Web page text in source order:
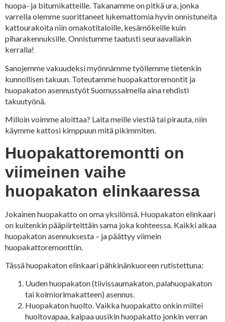
huopa- ja bitumikatteille. Takanamme on pitkä ura, jonka
varrella olemme suorittaneet lukemattomia hyvin onnistuneita
kattourakoita niin omakotitaloille, kesämökeille kuin
piharakennuksille. Onnistumme taatusti seuraavallakin
kerralla!
Sanojemme vakuudeksi myönnämme työllemme tietenkin
kunnollisen takuun. Toteutamme huopakattoremontit ja
huopakaton asennustyöt Suomussalmella aina rehdisti
takuutyönä.
Milloin voimme aloittaa? Laita meille viestiä tai pirauta, niin
käymme kattosi kimppuun mitä pikimmiten.
Huopakattoremontti on
viimeinen vaihe
huopakaton elinkaaressa
Jokainen huopakatto on oma yksilönsä. Huopakaton elinkaari
on kuitenkin pääpiirteittäin sama joka kohteessa. Kaikki alkaa
huopakaton asennuksesta – ja päättyy viimein
huopakattoremonttiin.
Tässä huopakaton elinkaari pähkinänkuoreen rutistettuna:
Uuden huopakaton (tiivissaumakaton, palahuopakaton
tai kolmiorimakatteen) asennus.
Huopakaton huolto. Vaikka huopakatto onkin miltei
huoltovapaa, kaipaa uusikin huopakatto jonkin verran